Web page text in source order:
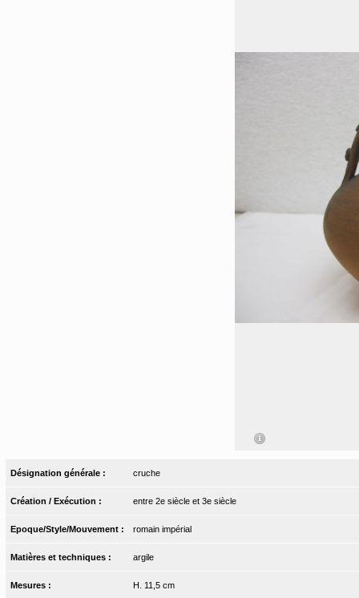
Désignation générale : cruche
Création / Exécution : entre 2e siècle et 3e siècle
Epoque/Style/Mouvement : romain impérial
Matières et techniques : argile
Mesures : H. 11,5 cm